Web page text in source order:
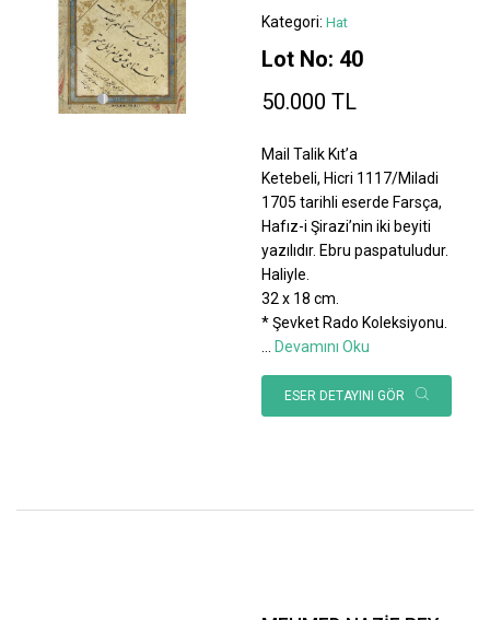
Kategori: Hat
Lot No: 40
50.000 TL
Mail Talik Kıt’a
Ketebeli, Hicri 1117/Miladi
1705 tarihli eserde Farsça,
Hafız-i Şirazi’nin iki beyiti
yazılıdır. Ebru paspatuludur.
Haliyle.
32 x 18 cm.
* Şevket Rado Koleksiyonu.
Devamını Oku
ESER DETAYINI GÖR